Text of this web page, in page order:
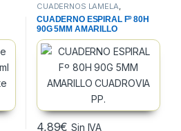
CUADERNOS LAMELA,
CUADERNOS, BLOCS Y PAPEL
PAPELERIA
CUADERNO ESPIRAL Fº 80H
90G 5MM AMARILLO
CUADROVIA PP.
4,89€ Sin IVA